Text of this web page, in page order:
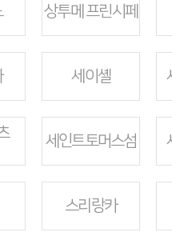
상투메 프린시페
세이셸
세인트토머스섬
스리랑카